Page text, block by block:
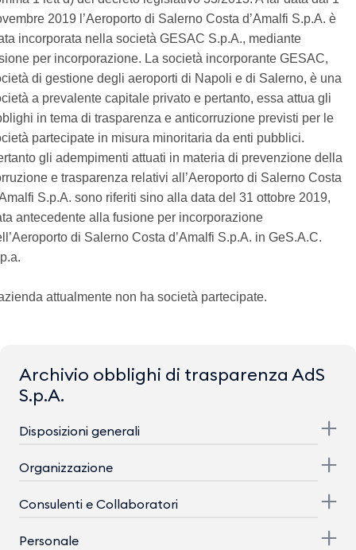
2019 l’Aeroporto di Salerno Costa d’Amalfi S.p.A. è
incorporata nella società GESAC S.p.A., mediante
per incorporazione. La società incorporante GESAC,
di gestione degli aeroporti di Napoli e di Salerno, è una
a prevalente capitale privato e pertanto, essa attua gli
in tema di trasparenza e anticorruzione previsti per le
partecipate in misura minoritaria da enti pubblici.
gli adempimenti attuati in materia di prevenzione della
e trasparenza relativi all’Aeroporto di Salerno Costa
S.p.A. sono riferiti sino alla data del 31 ottobre 2019,
antecedente alla fusione per incorporazione
di Salerno Costa d’Amalfi S.p.A. in GeS.A.C.
attualmente non ha società partecipate.
Archivio obblighi di trasparenza AdS
S.p.A.
Disposizioni generali
Organizzazione
Consulenti e Collaboratori
Personale